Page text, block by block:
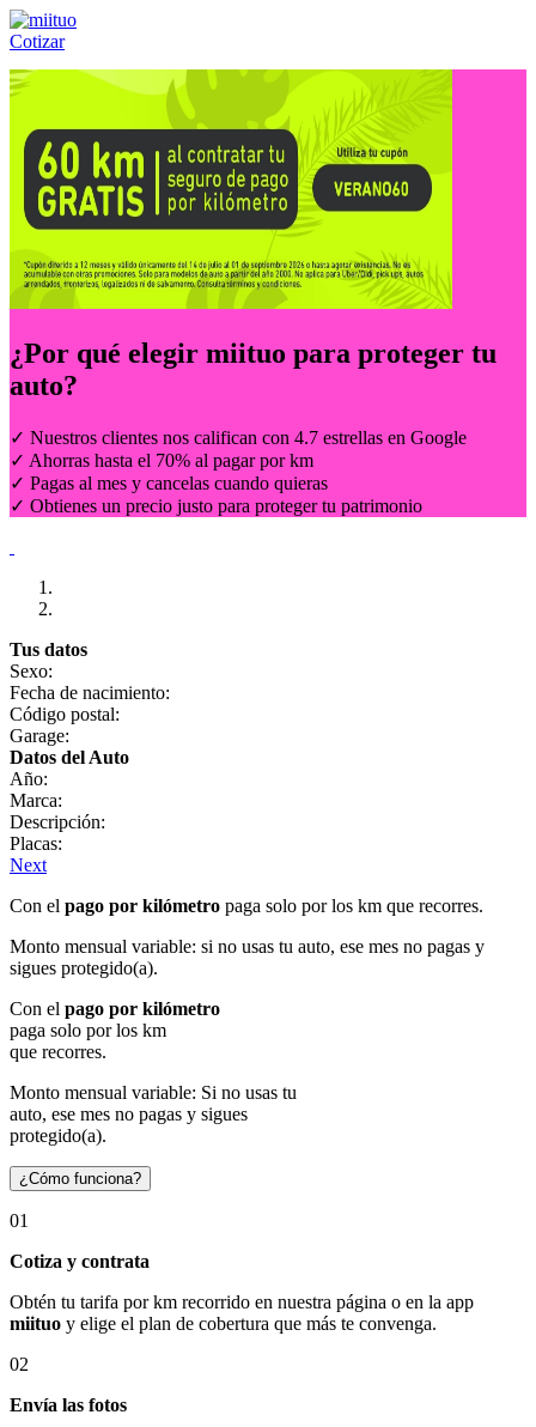
Cotizar
Llámanos al:(55) 84-21-05-00 ó
¿Por qué elegir miituo para proteger tu
auto?
✓ Nuestros clientes nos califican con 4.7 estrellas en Google
✓ Ahorras hasta el 70% al pagar por km
✓ Pagas al mes y cancelas cuando quieras
✓ Obtienes un precio justo para proteger tu patrimonio
Tus datos
Sexo:
Fecha de nacimiento:
Código postal:
Garage:
Datos del Auto
Año:
Marca:
Descripción:
Placas:
Next
Con el pago por kilómetro paga solo por los km que recorres.
Monto mensual variable: si no usas tu auto, ese mes no pagas y
sigues protegido(a).
Con el pago por kilómetro
paga solo por los km
que recorres.
Monto mensual variable: Si no usas tu
auto, ese mes no pagas y sigues
protegido(a).
¿Cómo funciona?
01
Cotiza y contrata
Obtén tu tarifa por km recorrido en nuestra página o en la app
miituo y elige el plan de cobertura que más te convenga.
02
Envía las fotos